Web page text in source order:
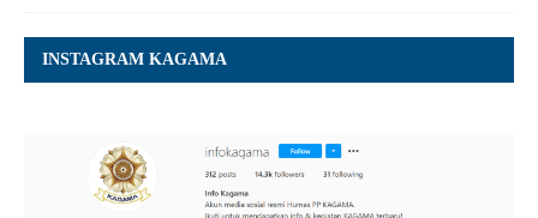
INSTAGRAM KAGAMA